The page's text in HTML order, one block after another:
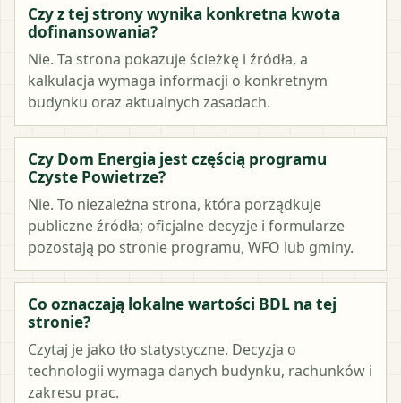
Czy z tej strony wynika konkretna kwota
dofinansowania?
Nie. Ta strona pokazuje ścieżkę i źródła, a
kalkulacja wymaga informacji o konkretnym
budynku oraz aktualnych zasadach.
Czy Dom Energia jest częścią programu
Czyste Powietrze?
Nie. To niezależna strona, która porządkuje
publiczne źródła; oficjalne decyzje i formularze
pozostają po stronie programu, WFO lub gminy.
Co oznaczają lokalne wartości BDL na tej
stronie?
Czytaj je jako tło statystyczne. Decyzja o
technologii wymaga danych budynku, rachunków i
zakresu prac.